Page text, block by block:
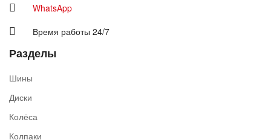
WhatsApp
Время работы 24/7
Разделы
Шины
Диски
Колёса
Колпаки